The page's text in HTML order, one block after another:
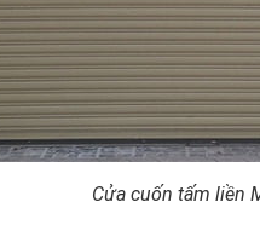
Cửa cuốn tấm liền